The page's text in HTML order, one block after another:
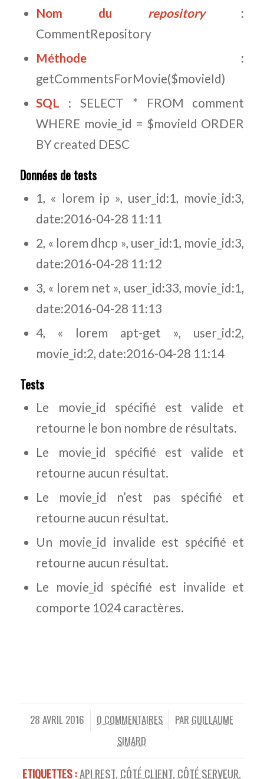
Nom du repository:
CommentRepository
Méthode :
getCommentsForMovie($movieId)
SQL : SELECT * FROM comment
WHERE movie_id = $movieId ORDER
BY created DESC
Données de tests
1, « lorem ip », user_id:1, movie_id:3,
date:2016-04-28 11:11
2, « lorem dhcp », user_id:1, movie_id:3,
date:2016-04-28 11:12
3, « lorem net », user_id:33, movie_id:1,
date:2016-04-28 11:13
4, « lorem apt-get », user_id:2,
movie_id:2, date:2016-04-28 11:14
Tests
Le movie_id spécifié est valide et
retourne le bon nombre de résultats.
Le movie_id spécifié est valide et
retourne aucun résultat.
Le movie_id n’est pas spécifié et
retourne aucun résultat.
Un movie_id invalide est spécifié et
retourne aucun résultat.
Le movie_id spécifié est invalide et
comporte 1024 caractères.
28 AVRIL 2016
/ 0 COMMENTAIRES
/ PAR GUILLAUME
SIMARD
ETIQUETTES :API REST, CÔTÉ CLIENT, CÔTÉ SERVEUR,